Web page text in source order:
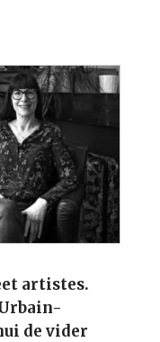
artistes.
de vider